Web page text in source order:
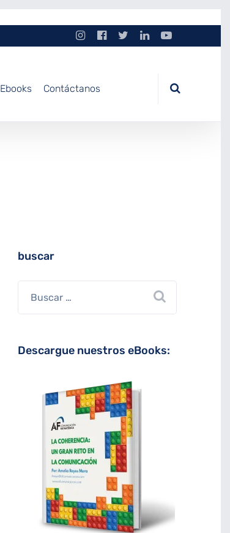
Ebooks Contáctanos
buscar
Descargue nuestros eBooks: